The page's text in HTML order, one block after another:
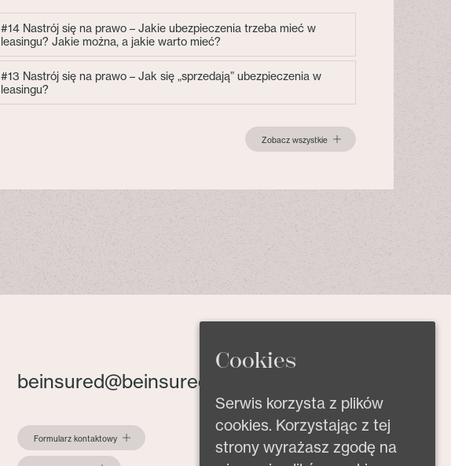
#14 Nastrój się na prawo – Jakie ubezpieczenia trzeba mieć w
leasingu? Jakie można, a jakie warto mieć?
#13 Nastrój się na prawo – Jak się „sprzedają” ubezpieczenia w
leasingu?
Zobacz wszystkie
beinsured@beinsured.pl
Formularz kontaktowy
Cookies
Serwis korzysta z plików
cookies. Korzystając z tej
strony wyrażasz zgodę na